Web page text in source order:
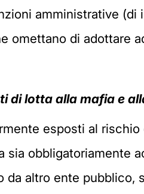
amministrative
omettano di adottare
di lotta alla mafia e
esposti al
sia obbligatoriamente
da altro ente